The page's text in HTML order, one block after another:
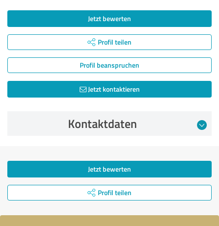
Jetzt bewerten
Profil teilen
Profil beanspruchen
Jetzt kontaktieren
Kontaktdaten
Jetzt bewerten
Profil teilen